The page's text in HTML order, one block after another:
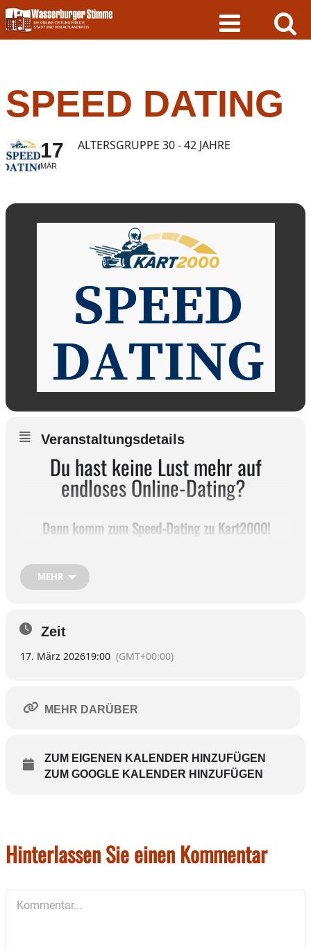
Skip
to
content
SPEED DATING
17
MÄR
ALTERSGRUPPE 30 - 42 JAHRE
Veranstaltungsdetails
Du hast keine Lust mehr auf
endloses Online-Dating?
Dann komm zum Speed-Dating zu Kart2000!
neue Leute in entspannter Atmosphäre kennen – Runde für
Gespräche, echtes Lächeln statt Emojis und vielleicht sogar ein
Wer mag, bleibt anschließend noch für ein Getränk und nette
Teilnahme: 20 € inkl. Matchkarte und Welcome Drink
MEHR
Zeit
17. März 202619:00 (GMT+00:00)
MEHR DARÜBER
ZUM EIGENEN KALENDER HINZUFÜGEN
ZUM GOOGLE KALENDER HINZUFÜGEN
Hinterlassen Sie einen Kommentar